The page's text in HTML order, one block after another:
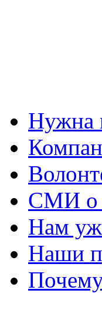
Нужна
СМИ о
Нам
Наши